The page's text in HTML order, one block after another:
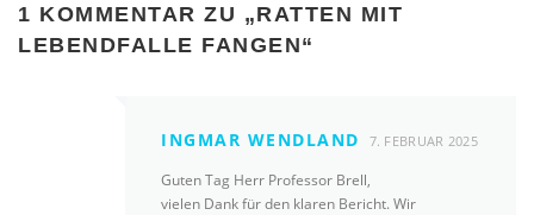
1 KOMMENTAR ZU „RATTEN MIT
LEBENDFALLE FANGEN“
INGMAR WENDLAND 7. FEBRUAR 2025
Guten Tag Herr Professor Brell,
vielen Dank für den klaren Bericht. Wir